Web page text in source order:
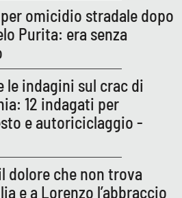
omicidio stradale dopo
Purita: era senza
le indagini sul crac di
12 indagati per
e autoriciclaggio -
dolore che non trova
e a Lorenzo l’abbraccio